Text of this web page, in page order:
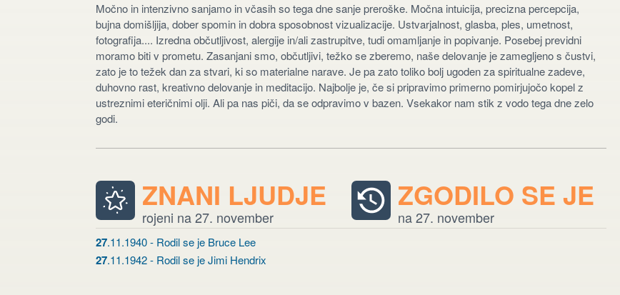
Močno in intenzivno sanjamo in včasih so tega dne sanje preroške. Močna intuicija, precizna percepcija,
bujna domišljija, dober spomin in dobra sposobnost vizualizacije. Ustvarjalnost, glasba, ples, umetnost,
fotografija.... Izredna občutljivost, alergije in/ali zastrupitve, tudi omamljanje in popivanje. Posebej previdni
moramo biti v prometu. Zasanjani smo, občutljivi, težko se zberemo, naše delovanje je zamegljeno s čustvi,
zato je to težek dan za stvari, ki so materialne narave. Je pa zato toliko bolj ugoden za spiritualne zadeve,
duhovno rast, kreativno delovanje in meditacijo. Najbolje je, če si pripravimo primerno pomirjujočo kopel z
ustreznimi eteričnimi olji. Ali pa nas piči, da se odpravimo v bazen. Vsekakor nam stik z vodo tega dne zelo
godi.
ZNANI LJUDJE
rojeni na 27. november
27.11.1940 - Rodil se je Bruce Lee
27.11.1942 - Rodil se je Jimi Hendrix
ZGODILO SE JE
na 27. november